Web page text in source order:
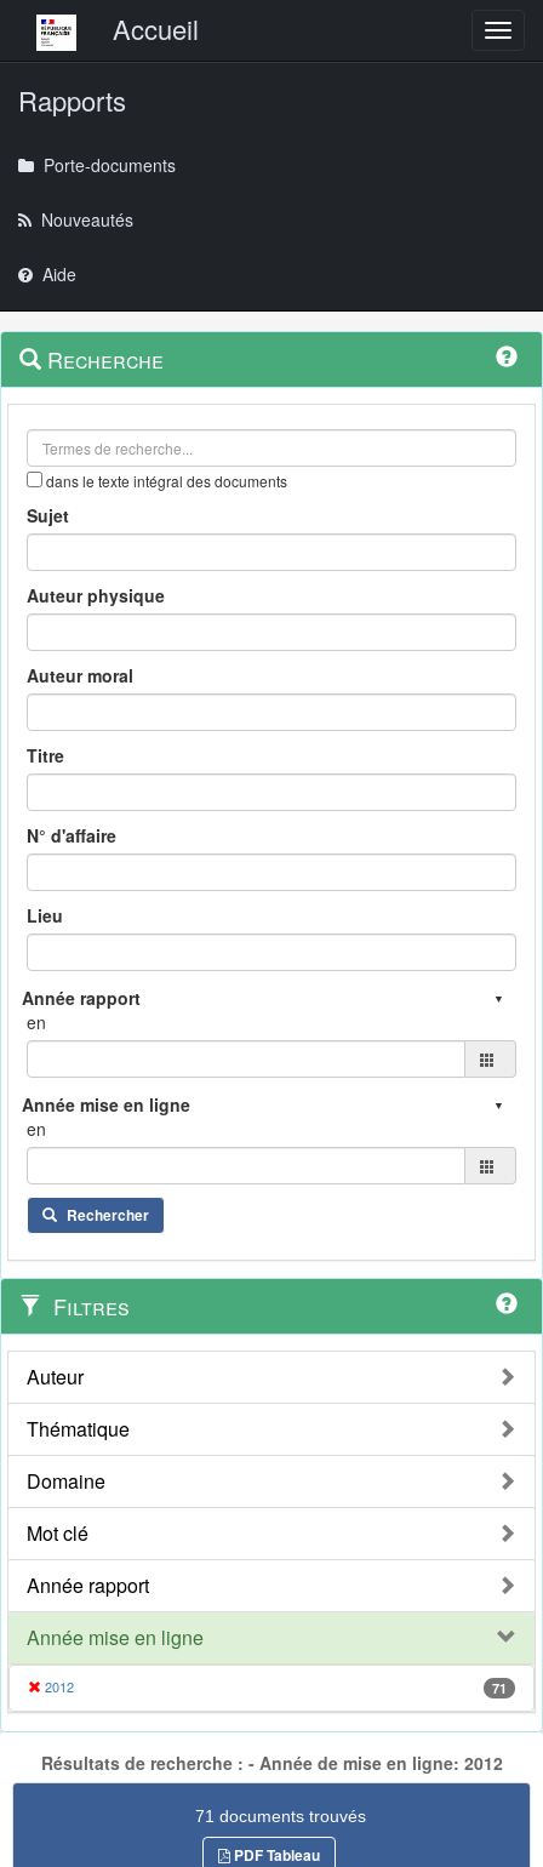
Menu principalAccueil
Rapports
Porte-documents
Nouveautés
Aide
Navigation
outils
Menu
contextuel
Recherche
dans le texte intégral des documents
Sujet
Auteur physique
Auteur moral
Titre
N° d'affaire
Lieu
en
en
Rechercher
Filtres
Auteur
Thématique
Domaine
Mot clé
Année rapport
Année mise en ligne
2012 71
Résultats de recherche : - Année de mise en ligne: 2012
71 documents trouvés
PDF Tableau